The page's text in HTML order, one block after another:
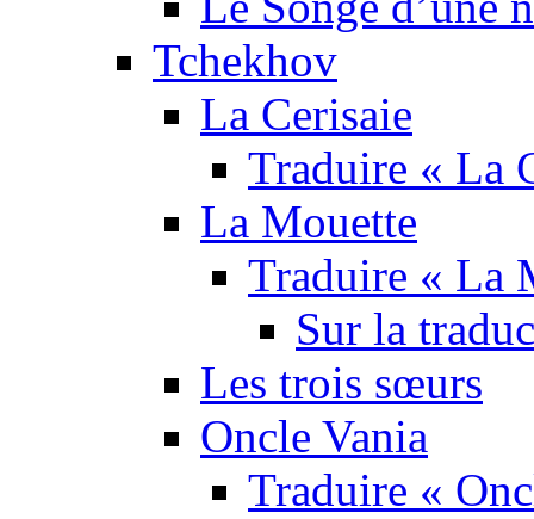
Tchekhov
La Cerisaie
Traduire « La
La Mouette
Traduire « La
Sur la
Les trois sœurs
Oncle Vania
Traduire «